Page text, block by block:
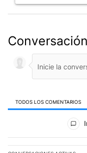
Conversación
TODOS LOS COMENTARIOS
Todos los